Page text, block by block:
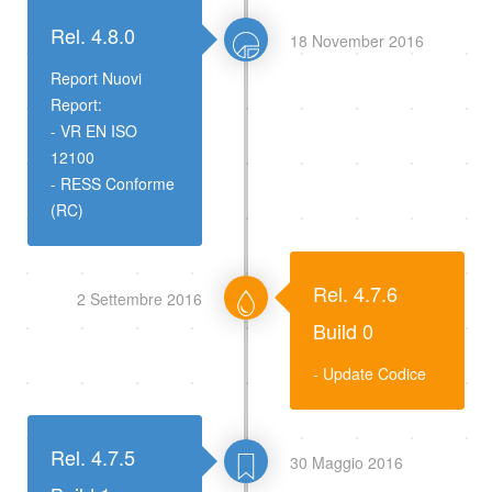
18 November 2016
Rel. 4.8.0
Report Nuovi
Report:
- VR EN ISO
12100
- RESS Conforme
(RC)
2 Settembre 2016
Rel. 4.7.6
Build 0
- Update Codice
30 Maggio 2016
Rel. 4.7.5